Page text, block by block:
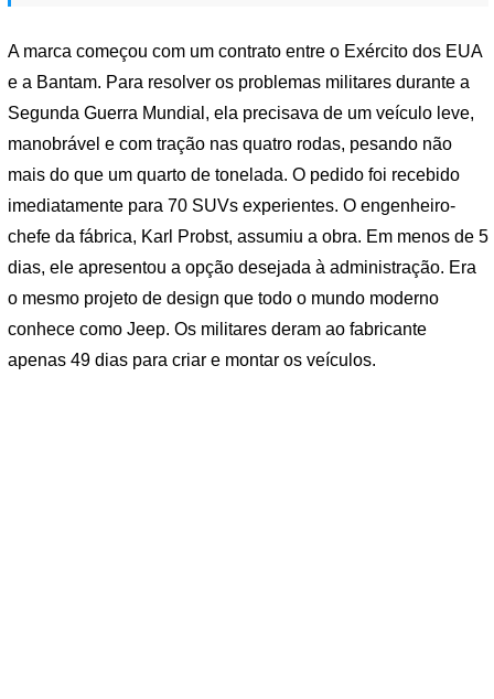
A marca começou com um contrato entre o Exército dos EUA
e a Bantam. Para resolver os problemas militares durante a
Segunda Guerra Mundial, ela precisava de um veículo leve,
manobrável e com tração nas quatro rodas, pesando não
mais do que um quarto de tonelada. O pedido foi recebido
imediatamente para 70 SUVs experientes. O engenheiro-
chefe da fábrica, Karl Probst, assumiu a obra. Em menos de 5
dias, ele apresentou a opção desejada à administração. Era
o mesmo projeto de design que todo o mundo moderno
conhece como Jeep. Os militares deram ao fabricante
apenas 49 dias para criar e montar os veículos.